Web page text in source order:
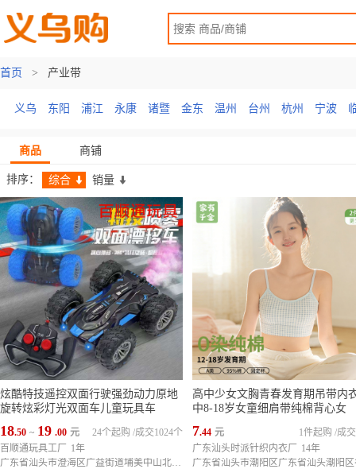
首页 > 产业带
义乌 东阳 浦江 永康 诸暨 金东 温州 台州 杭州 宁波
商品 商铺
排序： 综合 销量
炫酷特技遥控双面行驶强劲动力原地
旋转炫彩灯光双面车儿童玩具车
18.50 ~ 19 .00 元 成交1024个
24个起购 /
百顺通玩具工厂
1年
广东省汕头市澄海区广益街道埔美中山北路坤源达塑胶有限公司第三栋第一层4号铺面
高中少女文胸青春发育期吊带内
中8-18岁女童细肩带纯棉背心女
7.44 元 成
1件起购 /
广东汕头时派针织内衣厂
14年